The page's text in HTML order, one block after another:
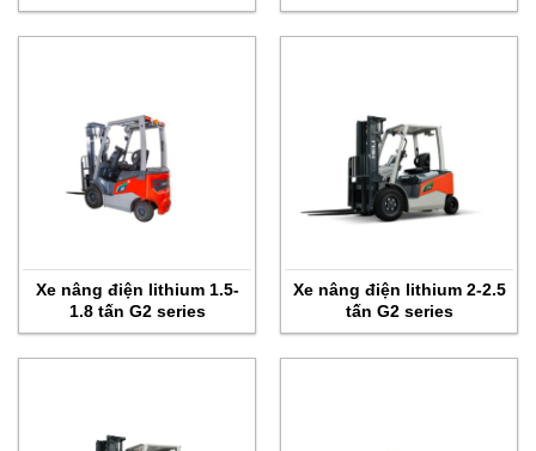
Xe nâng điện lithium 1.5-
1.8 tấn G2 series
Xe nâng điện lithium 2-2.5
tấn G2 series